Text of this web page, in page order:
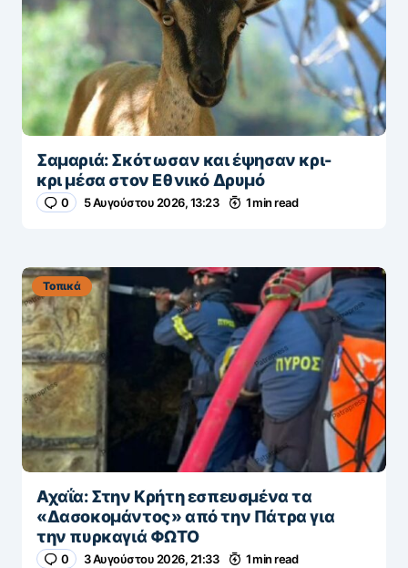
Σαμαριά: Σκότωσαν και έψησαν κρι-
κρι μέσα στον Εθνικό Δρυμό
0 5 Αυγούστου 2026, 13:23 1 min read
Τοπικά
Αχαΐα: Στην Κρήτη εσπευσμένα τα
«Δασοκομάντος» από την Πάτρα για
την πυρκαγιά ΦΩΤΟ
0 3 Αυγούστου 2026, 21:33 1 min read